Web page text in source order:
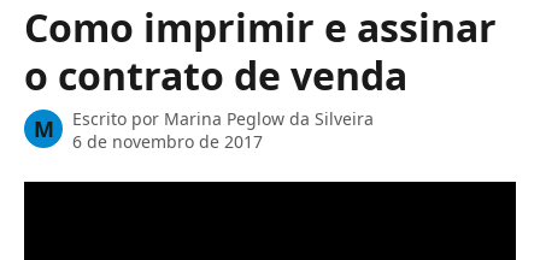
Como imprimir e assinar
o contrato de venda
M Escrito por Marina Peglow da Silveira
6 de novembro de 2017